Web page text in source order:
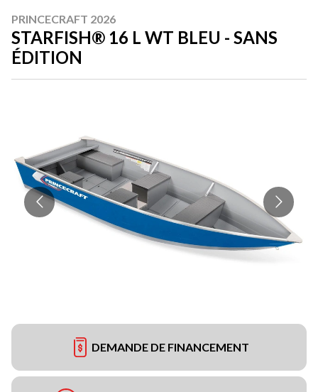
PRINCECRAFT 2026
STARFISH® 16 L WT BLEU - SANS
ÉDITION
DEMANDE DE FINANCEMENT